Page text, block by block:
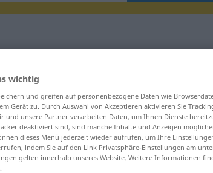
"Nebelschleier"
wichtig
und greifen auf personenbezogene Daten wie
Gerät zu. Durch Auswahl von Akzeptieren aktivieren Sie
und unsere Partner verarbeiten Daten, um Ihnen Dienste
deaktiviert sind, sind manche Inhalte und Anzeigen
dieses Menü jederzeit wieder aufrufen, um Ihre
indem Sie auf den Link Privatsphäre-Einstellungen am
gelten innerhalb unseres Website. Weitere Informationen